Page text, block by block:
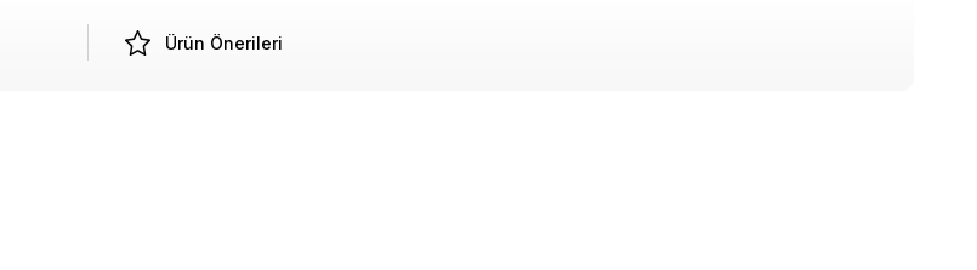
Ürün Önerileri